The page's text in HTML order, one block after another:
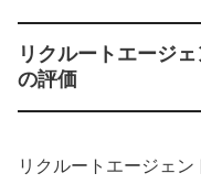
リクルートエージ
の評価
リクルートエージェ